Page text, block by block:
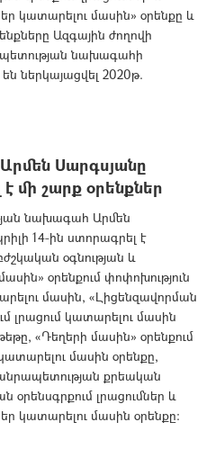
կատարելու մասին» օրենքը և
Ազգային ժողովի
նախագահի
ներկայացվել 2020թ.
Սարգսյանը
մի շարք օրենքներ
նախագահ Արմեն
14-ին ստորագրել է
օգնության և
օրենքում փոփոխություն
մասին, «Լիցենզավորման
լրացում կատարելու մասին
«Դեղերի մասին» օրենքում
մասին օրենքը,
քրեական
օրենսգրքում լրացումներ և
կատարելու մասին օրենքը: